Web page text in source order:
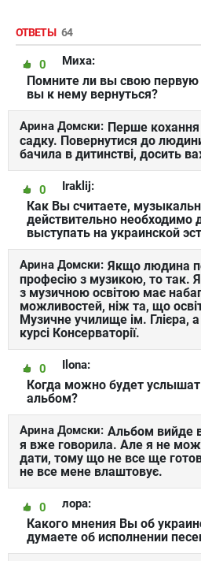
ОТВЕТЫ 64
Миха:
0
Помните ли вы свою
вы к нему вернуться?
Арина Домски: Перше
садку. Повернутися до
бачила в дитинстві, досить
Iraklij:
0
Как Вы считаете,
действительно необходимо
выступать на украинской
Арина Домски: Якщо людина
професію з музикою, то
з музичною освітою має
можливостей, ніж та, що
Музичне училище ім. Глієра,
курсі Консерваторії.
Ilona:
0
Когда можно будет
альбом?
Арина Домски: Альбом вийде
я вже говорила. Але я не
дати, тому що не все ще
не все мене влаштовує.
лора:
0
Какого мнения Вы об
думаете об исполнении